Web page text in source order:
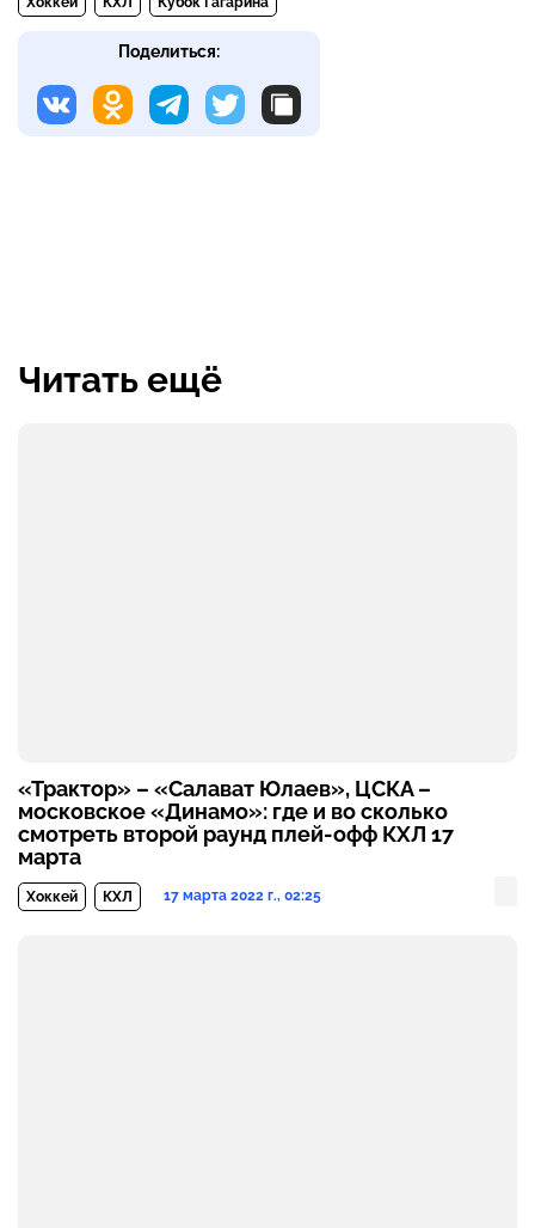
Поделиться:
Читать ещё
«Трактор» – «Салават Юлаев», ЦСКА –
московское «Динамо»: где и во сколько
смотреть второй раунд плей-офф КХЛ 17
марта
Хоккей КХЛ 17 марта 2022 г., 02:25